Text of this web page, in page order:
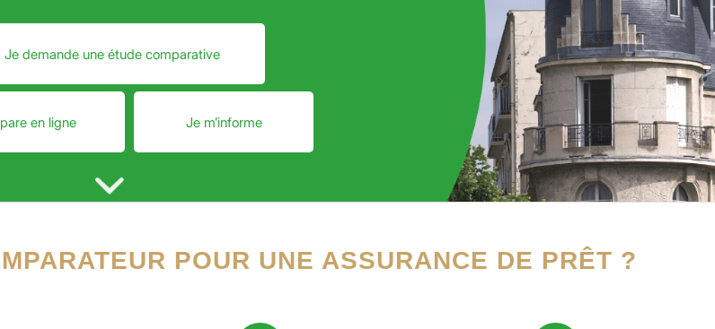
Je demande une étude comparative
en ligne Je m’informe
POUR UNE ASSURANCE DE PRÊT ?